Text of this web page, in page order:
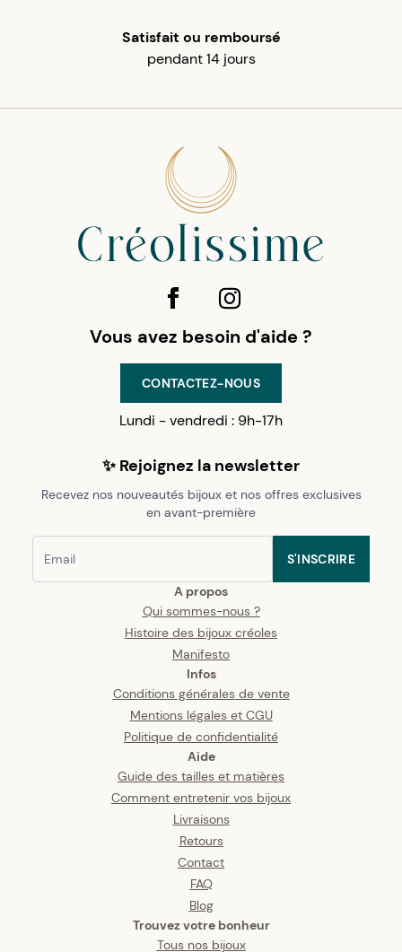
Satisfait ou remboursé
pendant 14 jours
A propos
Qui sommes-nous ?
Histoire des bijoux créoles
Manifesto
Infos
Conditions générales de vente
Mentions légales et CGU
Politique de confidentialité
Aide
Guide des tailles et matières
Comment entretenir vos bijoux
Livraisons
Retours
Contact
FAQ
Blog
Trouvez votre bonheur
Tous nos bijoux
Vous avez besoin d'aide ?
CONTACTEZ-NOUS
Lundi - vendredi : 9h-17h
✨ Rejoignez la newsletter
Recevez nos nouveautés bijoux et nos offres exclusives
en avant-première
S'INSCRIRE